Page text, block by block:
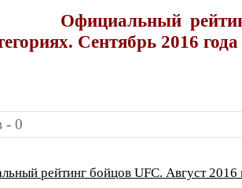
Официальный
Сентябрь 2016 года
- 0
рейтинг бойцов UFC. Август 2016